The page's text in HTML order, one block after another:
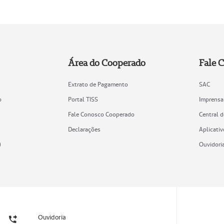
Área do Cooperado
Extrato de Pagamento
Portal TISS
Fale Conosco Cooperado
Declarações
Fale
SAC
Imprensa
Central
Ouvidoria